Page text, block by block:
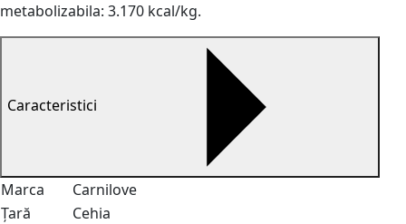
metabolizabila: 3.170 kcal/kg.
Caracteristici
Marca
Carnilove
Țară
Cehia